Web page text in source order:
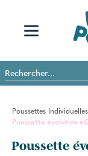
Poussettes Individuelles
Poussette évolutive
Poussette